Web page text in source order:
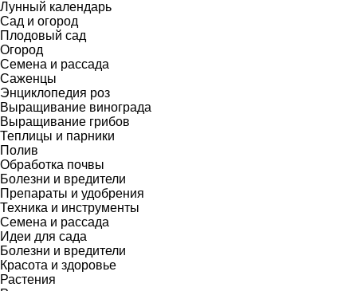
Лунный календарь
Сад и огород
Плодовый сад
Огород
Семена и рассада
Саженцы
Энциклопедия роз
Выращивание винограда
Выращивание грибов
Теплицы и парники
Полив
Обработка почвы
Болезни и вредители
Препараты и удобрения
Техника и инструменты
Семена и рассада
Идеи для сада
Болезни и вредители
Красота и здоровье
Растения